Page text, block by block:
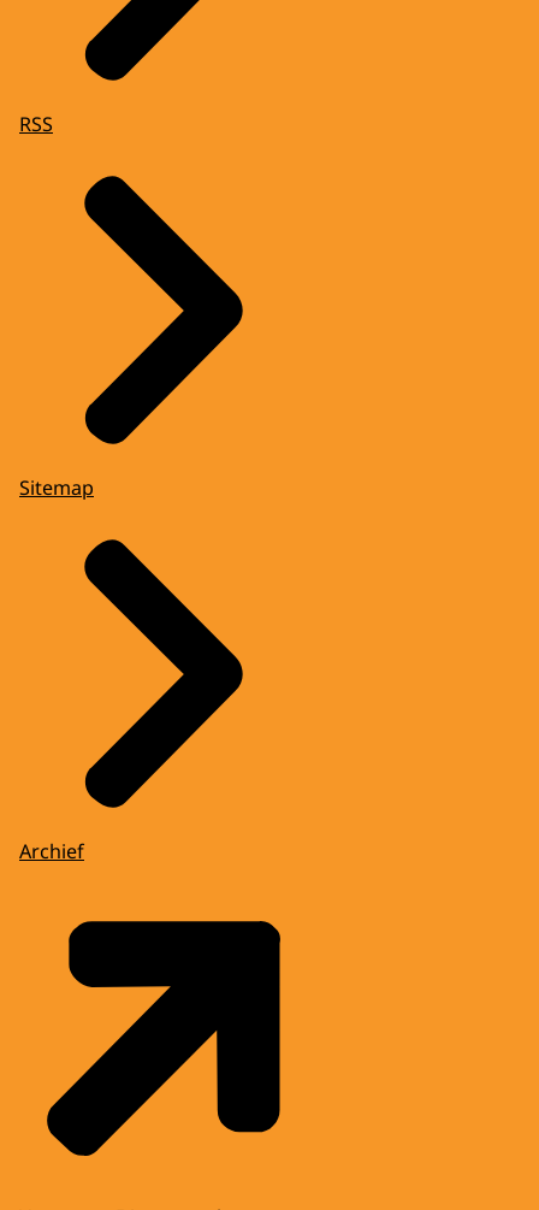
RSS
Sitemap
Archief